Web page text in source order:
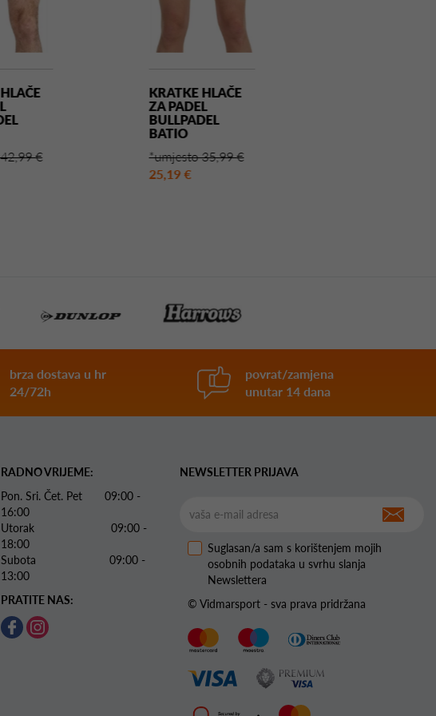
KRATKE HLAČE
ZA PADEL
BULLPADEL
*umjesto 35,99 €
brza dostava u hr
24/72h
povrat/zamjena
unutar 14 dana
RADNO VRIJEME:
Pon. Sri. Čet. Pet 09:00 -
16:00
Utorak 09:00 -
18:00
Subota 09:00 -
13:00
PRATITE NAS:
NEWSLETTER PRIJAVA
Suglasan/a sam s korištenjem mojih
osobnih podataka u svrhu slanja
Newslettera
© Vidmarsport - sva prava pridržana